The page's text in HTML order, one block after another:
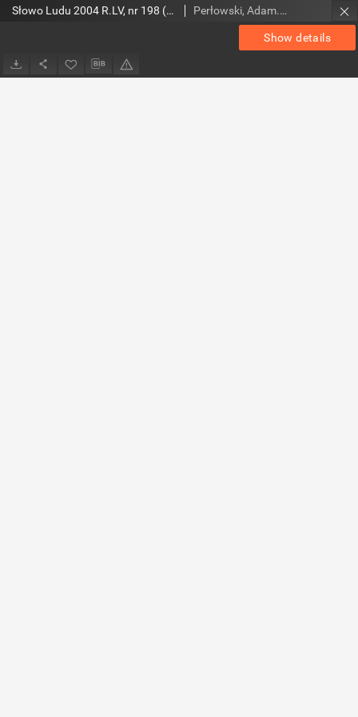
Show details
Słowo Ludu 2004 R.LV, nr 198 (Ponidzie, Jędrzejów, Włoszczowa, Sandomierz, Staszów, Opatów) Perłowski, Adam. Red.